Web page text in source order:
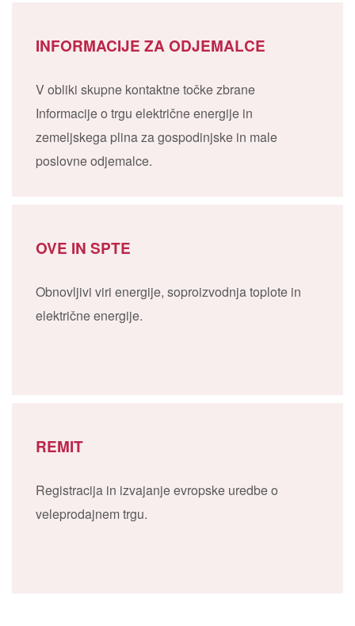
INFORMACIJE ZA ODJEMALCE
V obliki skupne kontaktne točke zbrane
Informacije o trgu električne energije in
zemeljskega plina za gospodinjske in male
poslovne odjemalce.
OVE IN SPTE
Obnovljivi viri energije, soproizvodnja toplote in
električne energije.
REMIT
Registracija in izvajanje evropske uredbe o
veleprodajnem trgu.